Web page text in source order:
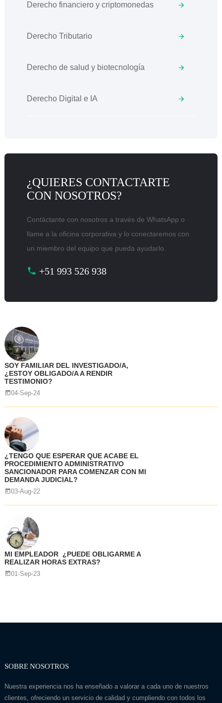
Derecho financiero y criptomonedas
Derecho Tributario
Derecho de salud y biotecnología
Derecho Digital e IA
¿QUIERES CONTACTARTE
CON NOSOTROS?
Contáctante con nosotros a través de WhatsApp o
llame a la oficina corporativa y lo conectaremos con
un miembro del equipo que pueda ayudarlo.
+51 993 526 938
SOY FAMILIAR DEL INVESTIGADO/A,
¿ESTOY OBLIGADO/A A RENDIR
TESTIMONIO?
04-Sep-24
¿TENGO QUE ESPERAR QUE ACABE EL
PROCEDIMIENTO ADMINISTRATIVO
SANCIONADOR PARA COMENZAR CON MI
DEMANDA JUDICIAL?
03-Aug-22
MI EMPLEADOR ¿PUEDE OBLIGARME A
REALIZAR HORAS EXTRAS?
01-Sep-23
SOBRE NOSOTROS
Nuestra experiencia nos ha enseñado a valorar a cada uno de nuestros
clientes, ofreciendo un servicio de calidad y cumpliendo con todos los